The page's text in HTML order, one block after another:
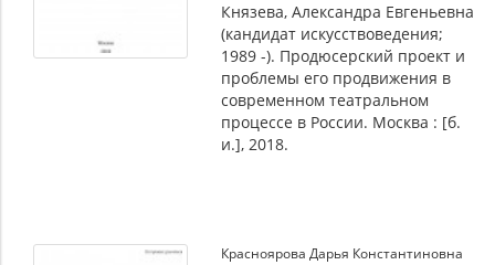
Князева, Александра Евгеньевна
(кандидат искусствоведения;
1989 -). Продюсерский проект и
проблемы его продвижения в
современном театральном
процессе в России. Москва : [б.
и.], 2018.
Красноярова Дарья Константиновна